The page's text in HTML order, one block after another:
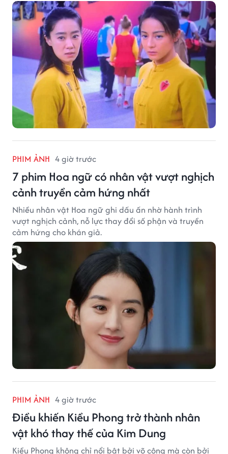
PHIM ẢNH 4 giờ trước
7 phim Hoa ngữ có nhân vật vượt nghịch
cảnh truyền cảm hứng nhất
Nhiều nhân vật Hoa ngữ ghi dấu ấn nhờ hành trình
vượt nghịch cảnh, nỗ lực thay đổi số phận và truyền
cảm hứng cho khán giả.
PHIM ẢNH 4 giờ trước
Điều khiến Kiều Phong trở thành nhân
vật khó thay thế của Kim Dung
Kiều Phong không chỉ nổi bật bởi võ công mà còn bởi